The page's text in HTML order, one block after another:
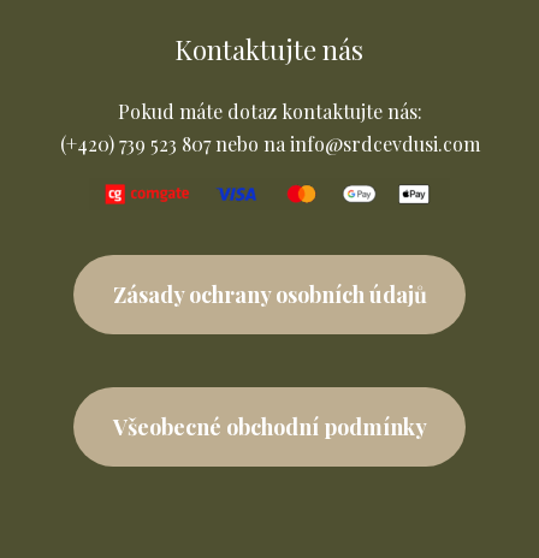
Kontaktujte nás
Pokud máte dotaz kontaktujte nás:
(+420) 739 523 807 nebo na info@srdcevdusi.com
Zásady ochrany osobních údajů
Všeobecné obchodní podmínky